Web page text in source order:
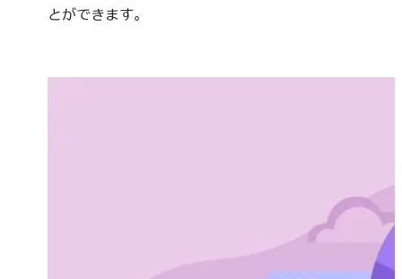
とができます。